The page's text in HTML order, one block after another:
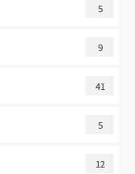
5
9
41
5
12